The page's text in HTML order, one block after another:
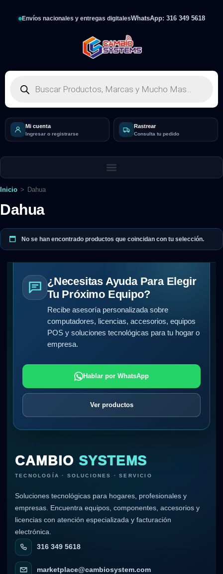
Envíos nacionales y entregas digitalesWhatsApp: 316 349 5618
Mi cuenta
Ingresar o registrarse
Rastrear
Consulta tu pedido
Inicio > Dahua
Dahua
No se han encontrado productos que coincidan con tu selección.
¿Necesitas Ayuda Para Elegir
Tu Próximo Equipo?
Recibe asesoría personalizada sobre
computadores, licencias, accesorios, equipos
POS y soluciones tecnológicas para tu hogar o
empresa.
Hablar por WhatsApp
Ver productos
CAMBIO SYSTEMS
TECNOLOGÍA · SOLUCIONES · SERVICIO
Soluciones tecnológicas para hogares, profesionales y
empresas. Encuentra equipos, componentes, accesorios y
licencias con atención especializada y facturación
electrónica.
316 349 5618
marketplace@cambiosystem.com